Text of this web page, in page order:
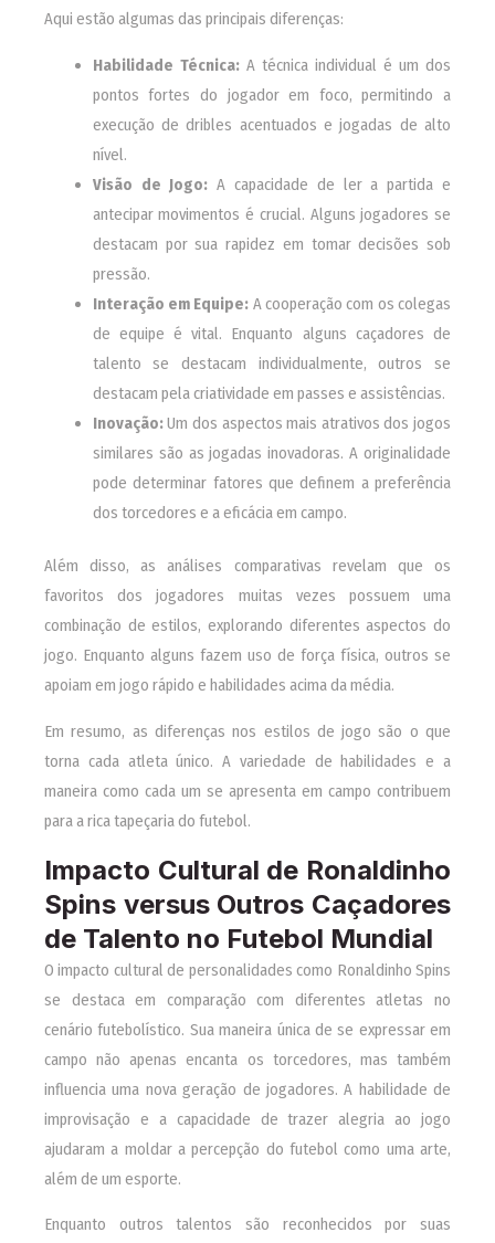
Aqui estão algumas das principais diferenças:
Habilidade Técnica:A técnica individual é um dos
pontos fortes do jogador em foco, permitindo a
execução de dribles acentuados e jogadas de alto
nível.
Visão de Jogo: A capacidade de ler a partida e
antecipar movimentos é crucial. Alguns jogadores se
destacam por sua rapidez em tomar decisões sob
pressão.
Interação em Equipe: A cooperação com os colegas
de equipe é vital. Enquanto alguns caçadores de
talento se destacam individualmente, outros se
destacam pela criatividade em passes e assistências.
Inovação:Um dos aspectos mais atrativos dos jogos
similares são as jogadas inovadoras. A originalidade
pode determinar fatores que definem a preferência
dos torcedores e a eficácia em campo.
Além disso, as análises comparativas revelam que os
favoritos dos jogadores muitas vezes possuem uma
combinação de estilos, explorando diferentes aspectos do
jogo. Enquanto alguns fazem uso de força física, outros se
apoiam em jogo rápido e habilidades acima da média.
Em resumo, as diferenças nos estilos de jogo são o que
torna cada atleta único. A variedade de habilidades e a
maneira como cada um se apresenta em campo contribuem
para a rica tapeçaria do futebol.
Impacto Cultural de Ronaldinho
Spins versus Outros Caçadores
de Talento no Futebol Mundial
O impacto cultural de personalidades como Ronaldinho Spins
se destaca em comparação com diferentes atletas no
cenário futebolístico. Sua maneira única de se expressar em
campo não apenas encanta os torcedores, mas também
influencia uma nova geração de jogadores. A habilidade de
improvisação e a capacidade de trazer alegria ao jogo
ajudaram a moldar a percepção do futebol como uma arte,
além de um esporte.
Enquanto outros talentos são reconhecidos por suas